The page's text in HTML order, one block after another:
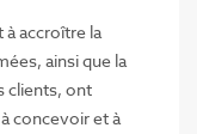
à accroître la
ainsi que la
clients, ont
concevoir et à